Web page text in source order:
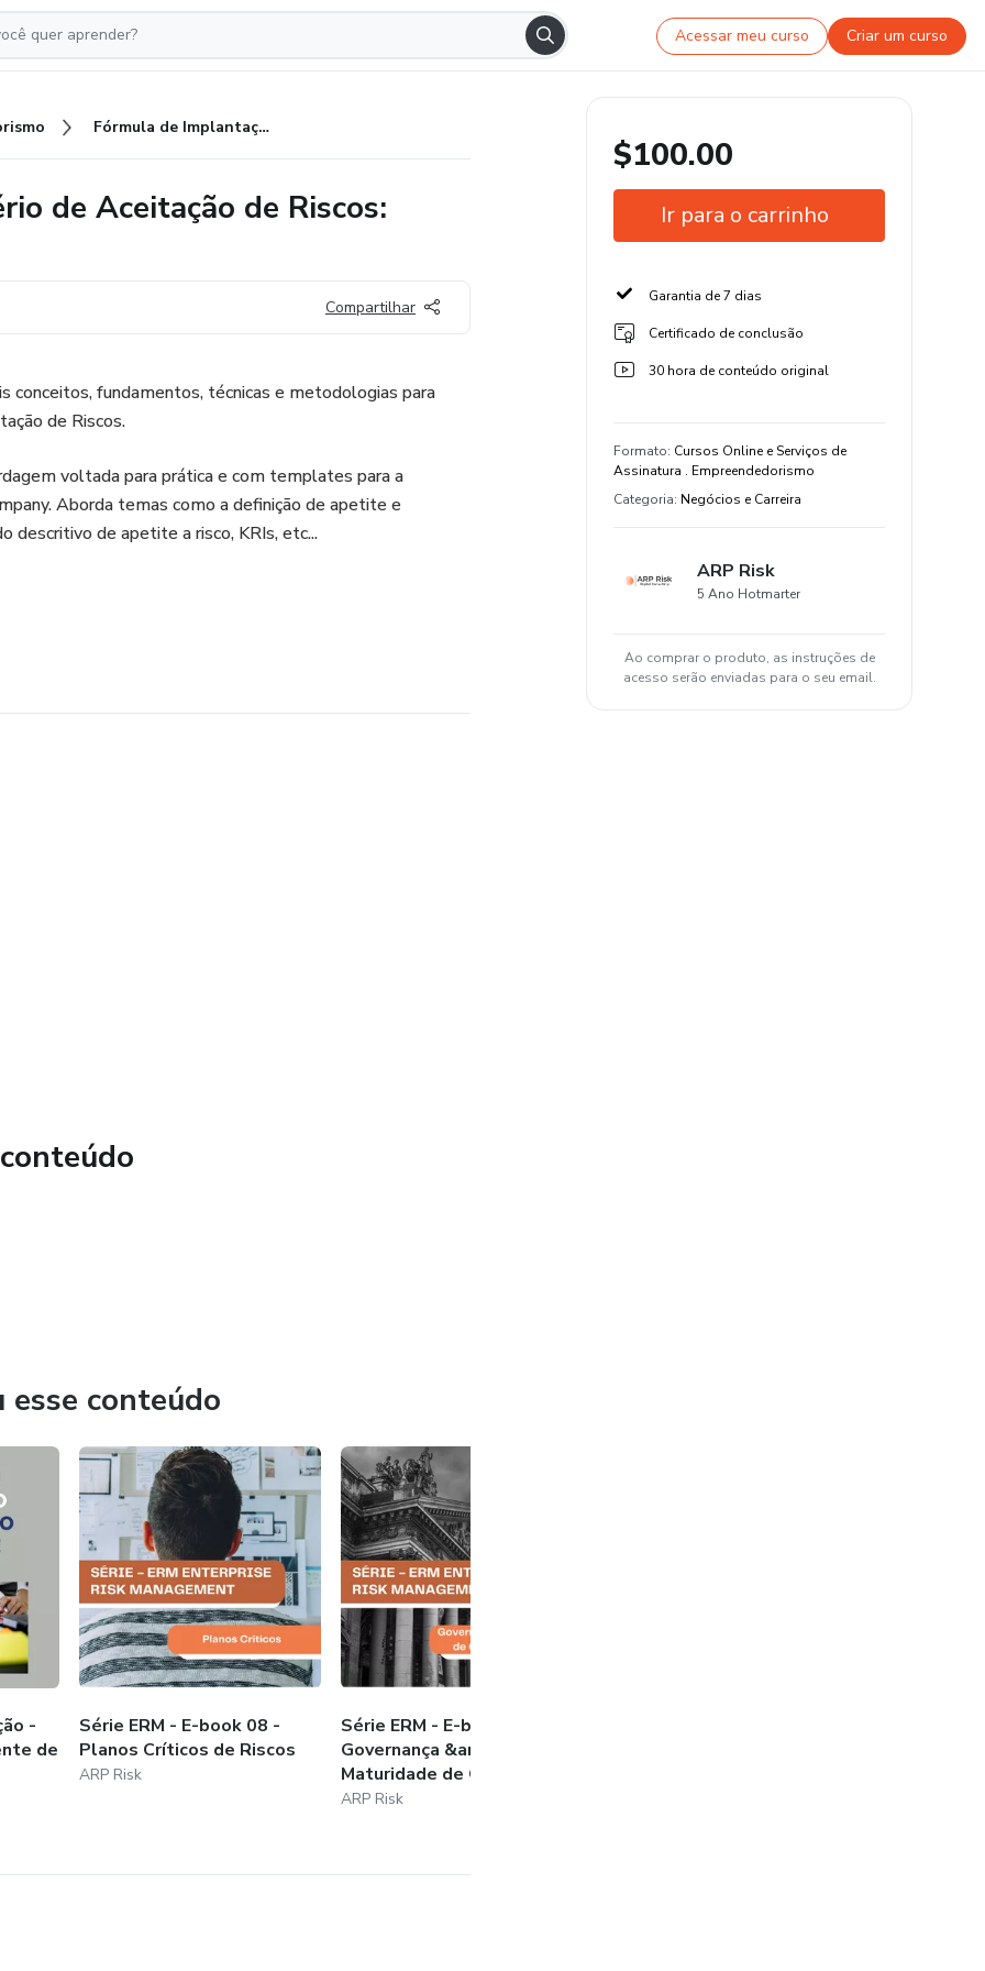
Acessar meu curso Criar um curso
Fórmula de Implantação - Critério de Aceitação de Riscos: Apetite & Tolerância
de Aceitação de Riscos:
Compartilhar
conceitos, fundamentos, técnicas e metodologias para
de Riscos.
voltada para prática e com templates para a
Aborda temas como a definição de apetite e
descritivo de apetite a risco, KRIs, etc...
conteúdo
-
de
Série ERM - E-book 08 -
Planos Críticos de Riscos
ARP Risk
Série ERM - E-book 09 -
Governança &amp;
Maturidade de Ges...
ARP Risk
$100.00
Ir para o carrinho
Garantia de 7 dias
Certificado de conclusão
30 hora de conteúdo original
Formato: Cursos Online e Serviços de
Assinatura . Empreendedorismo
Categoria: Negócios e Carreira
ARP Risk
5 Ano Hotmarter
Ao comprar o produto, as instruções de
acesso serão enviadas para o seu email.